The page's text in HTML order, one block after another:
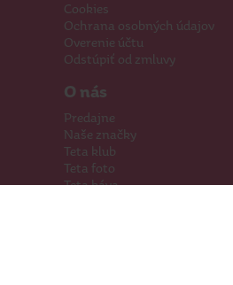
Cookies
Ochrana osobných údajov
Overenie účtu
Odstúpiť od zmluvy
O nás
Predajne
Naše značky
Teta klub
Teta foto
Teta káva